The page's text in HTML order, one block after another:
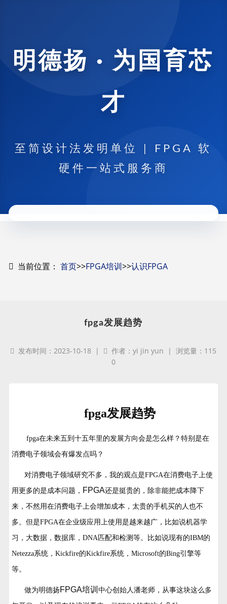
明德扬 · 为国育芯
才
至简设计法发明单位 | FPGA 软
硬件一站式服务商
当前位置：首页>>FPGA培训>>认识FPGA
fpga发展趋势
发布时间：2023-10-18 |
作者：yi jin yun | 浏览量：115
0
fpga发展趋势
fpga在未来五到十五年里的发展方向会是怎么样？特别是在
消费电子领域会有爆发点吗？
对消费电子领域研究不多，我的观点是FPGA在消费电子上使
用更多的是成本问题， FPGA还是挺贵的，除非能把成本降下
来，不然用在消费电子上会增加成本，太贵的手机买的人也不
多。但是FPGA在企业级应用上使用是越来越广，比如说机器学
习，大数据，数据库，DNA匹配和检测等。比如说现有的IBM的
Netezza系统，Kickfire的Kickfire系统，Microsoft的Bing引擎等
等。
做为明德扬 FPGA培训中心创始人潘老师，从事这块这么多